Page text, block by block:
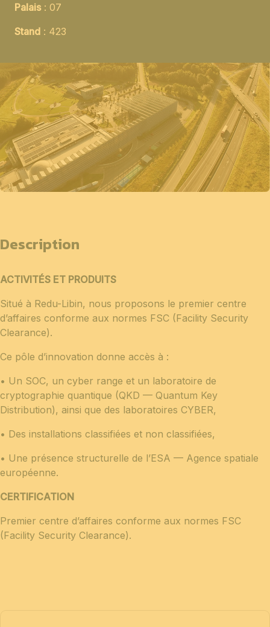
Palais: 07
Stand : 423
Description
ACTIVITÉS ET PRODUITS
Situé à Redu-Libin, nous proposons le premier centre
d’affaires conforme aux normes FSC (Facility Security
Clearance).
Ce pôle d’innovation donne accès à :
• Un SOC, un cyber range et un laboratoire de
cryptographie quantique (QKD — Quantum Key
Distribution), ainsi que des laboratoires CYBER,
• Des installations classifiées et non classifiées,
• Une présence structurelle de l’ESA — Agence spatiale
européenne.
CERTIFICATION
Premier centre d’affaires conforme aux normes FSC
(Facility Security Clearance).